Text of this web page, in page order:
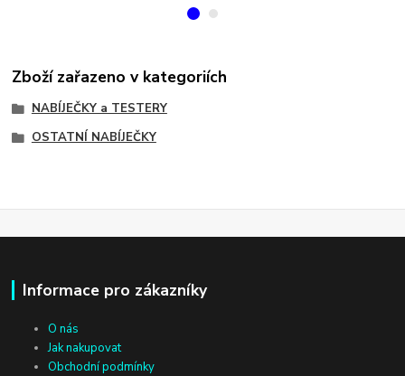
Zboží zařazeno v kategoriích
NABÍJEČKY a TESTERY
OSTATNÍ NABÍJEČKY
Informace pro zákazníky
O nás
Jak nakupovat
Obchodní podmínky